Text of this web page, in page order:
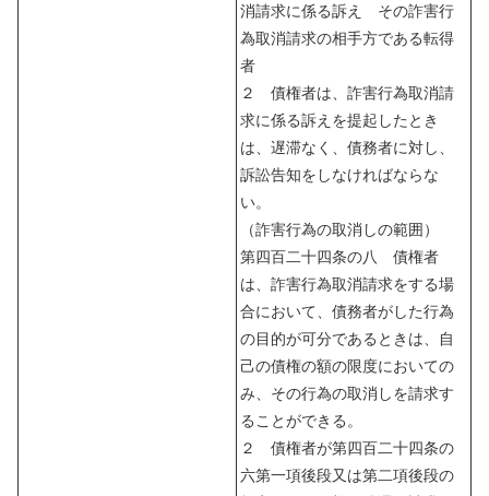
消請求に係る訴え その詐害行
為取消請求の相手方である転得
者
２ 債権者は、詐害行為取消請
求に係る訴えを提起したとき
は、遅滞なく、債務者に対し、
訴訟告知をしなければならな
い。
（詐害行為の取消しの範囲）
第四百二十四条の八 債権者
は、詐害行為取消請求をする場
合において、債務者がした行為
の目的が可分であるときは、自
己の債権の額の限度においての
み、その行為の取消しを請求す
ることができる。
２ 債権者が第四百二十四条の
六第一項後段又は第二項後段の